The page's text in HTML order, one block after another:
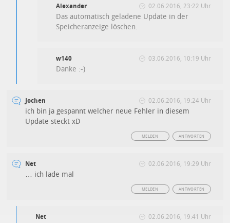
Alexander 02.06.2016, 23:22 Uhr
Das automatisch geladene Update in der
Speicheranzeige löschen.
w140 03.06.2016, 10:19 Uhr
Danke :-)
Jochen 02.06.2016, 19:24 Uhr
ich bin ja gespannt welcher neue Fehler in diesem
Update steckt xD
ANTWORTEN
MELDEN
Net 02.06.2016, 19:29 Uhr
… ich lade mal
ANTWORTEN
MELDEN
Net 02.06.2016, 19:41 Uhr